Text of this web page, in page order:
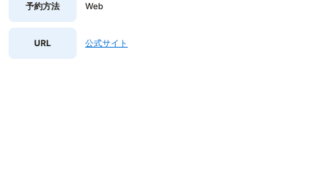
予約方法 Web
URL 公式サイト